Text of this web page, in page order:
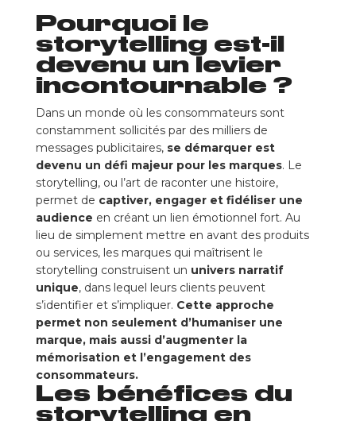
Les bénéfices du storytelling en marketing digital
1. Créer une connexion émotionnelle avec l’audience
2. Différencier sa marque et affirmer son identité
3. Améliorer l’engagement et la fidélisation des clients
4. Augmenter les conversions et l’impact des campagnes marketing
Comment construire un storytelling efficace pour sa marque ?
1. Définir l’histoire de la marque et ses valeurs fondamentales
2. Identifier le héros et le conflit
3. Choisir les bons formats et canaux de diffusion
4. Intégrer le storytelling dans l’expérience utilisateur
Les erreurs à éviter dans le storytelling
Conclusion
Besoin d’aide pour créer une stratégie de storytelling impactante ?
Pourquoi le
storytelling est-il
devenu un levier
incontournable ?
Dans un monde où les consommateurs sont
constamment sollicités par des milliers de
messages publicitaires, se démarquer est
devenu un défi majeur pour les marques. Le
storytelling, ou l’art de raconter une histoire,
permet de captiver, engager et fidéliser une
audience en créant un lien émotionnel fort. Au
lieu de simplement mettre en avant des produits
ou services, les marques qui maîtrisent le
storytelling construisent un univers narratif
unique, dans lequel leurs clients peuvent
s’identifier et s’impliquer. Cette approche
permet non seulement d’humaniser une
marque, mais aussi d’augmenter la
mémorisation et l’engagement des
consommateurs.
Les bénéfices du
storytelling en